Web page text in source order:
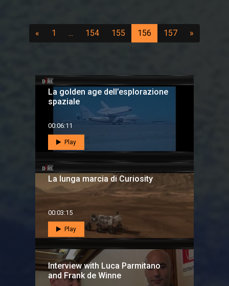
«Precedente
1 (vai a pagina 1)
... 154(vai a pagina 154)
155(vai a pagina 155)
156(attuale)
157(vai a pagina
»
La golden age dell’esplorazione
spaziale
00:06:11
Play
La lunga marcia di Curiosity
00:03:15
Play
Interview with Luca Parmitano
and Frank de Winne